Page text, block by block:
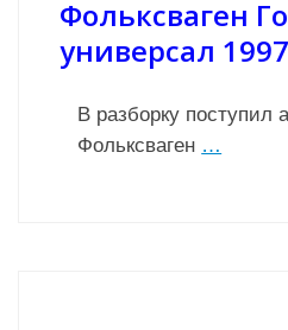
Фольксваген
универсал
В разборку поступил
Фольксваген …